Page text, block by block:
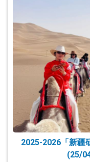
2025-2026「新疆
(25/